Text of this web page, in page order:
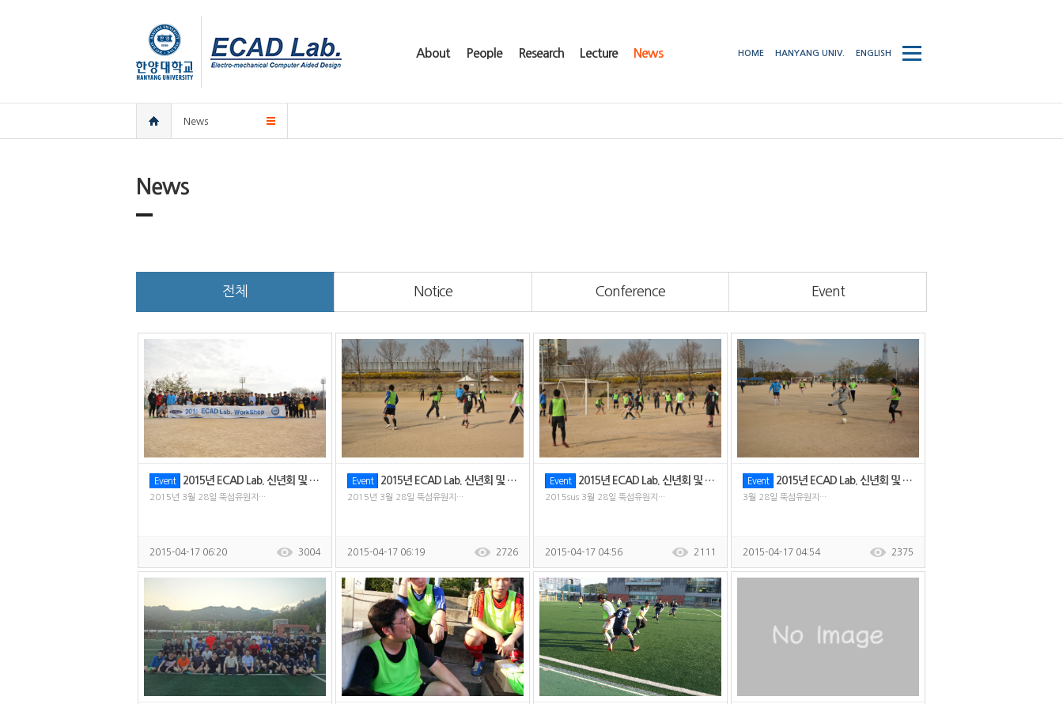
한양대학교
ECAD
About People Research Lecture News HOME HANYANG UNIV. ENGLISH
사이트맵
열기/
News
News
전체 Notice Conference Event
Event 2015년 ECAD Lab. 신년회 및 체육대회
2015년 3월 28일 뚝섬유원지···
2015-04-17 06:20 3004
Event 2015년 ECAD Lab. 신년회 및 체육대회
2015년 3월 28일 뚝섬유원지···
2015-04-17 06:19 2726
Event 2015년 ECAD Lab. 신년회 및 체육대회
2015sus 3월 28일 뚝섬유원지···
2015-04-17 04:56 2111
Event 2015년 ECAD Lab. 신년회 및 체육대회
3월 28일 뚝섬유원지···
2015-04-17 04:54 2375